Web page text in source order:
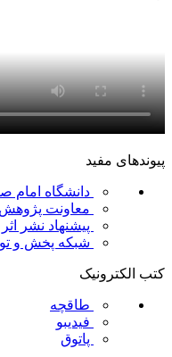
پیوندهای مفید
دانشگاه امام
معاونت
پیشنهاد نشر اثر
شبکه پخش و
کتب الکترونیک
طاقچه
فیدیبو
پاتوق